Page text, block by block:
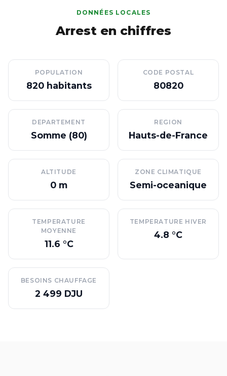
DONNÉES LOCALES
Arrest en chiffres
POPULATION
820 habitants
CODE POSTAL
80820
DEPARTEMENT
Somme (80)
REGION
Hauts-de-France
ALTITUDE
0 m
ZONE CLIMATIQUE
Semi-oceanique
TEMPERATURE
MOYENNE
11.6 °C
TEMPERATURE HIVER
4.8 °C
BESOINS CHAUFFAGE
2 499 DJU